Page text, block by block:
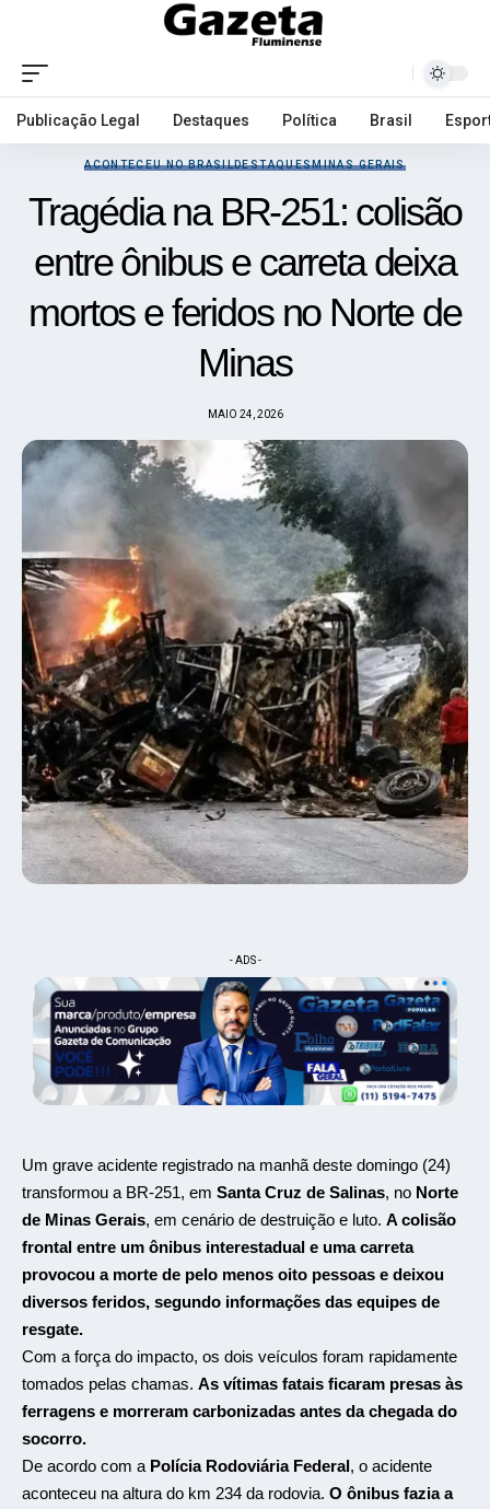
Publicação Legal Destaques Política Brasil
ACONTECEU NO BRASILDESTAQUESMINAS GERAIS
Tragédia na BR-251: colisão
entre ônibus e carreta deixa
mortos e feridos no Norte de
Minas
MAIO 24, 2026
- ADS -
Um grave acidente registrado na manhã deste domingo (24)
transformou a BR-251, em Santa Cruz de Salinas, no Norte
de Minas Gerais, em cenário de destruição e luto. A colisão
frontal entre um ônibus interestadual e uma carreta
provocou a morte de pelo menos oito pessoas e deixou
diversos feridos, segundo informações das equipes de
resgate.
Com a força do impacto, os dois veículos foram rapidamente
tomados pelas chamas. As vítimas fatais ficaram presas às
ferragens e morreram carbonizadas antes da chegada do
socorro.
De acordo com a Polícia Rodoviária Federal, o acidente
aconteceu na altura do km 234 da rodovia. O ônibus fazia a